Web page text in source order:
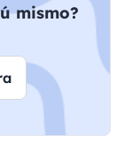
mismo?